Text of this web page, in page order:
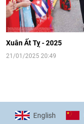
16:58|10/06/2026
Xuân Ất Tỵ - 2025
21/01/2025 20:49
English